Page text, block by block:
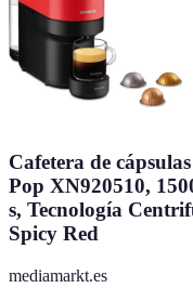
Cafetera de
Pop XN920510,
s, Tecnología
Spicy Red
mediamarkt.es